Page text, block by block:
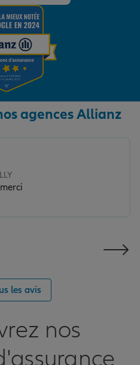
agences Allianz
les avis
nos